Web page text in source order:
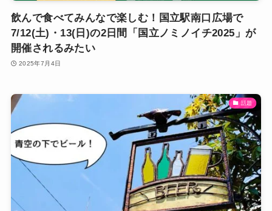
飲んで食べてみんなで楽しむ！国立駅南口広場で
7/12(土)・13(日)の2日間「国立ノミノイチ2025」が
開催されるみたい
2025年7月4日
話題